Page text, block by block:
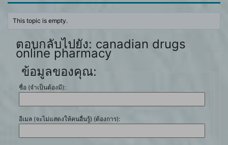
This topic is empty.
ตอบกลับไปยัง: canadian drugs
online pharmacy
ข้อมูลของคุณ:
ชื่อ (จำเป็นต้องมี):
อีเมล (จะไม่แสดงให้คนอื่นรู้) (ต้องการ):